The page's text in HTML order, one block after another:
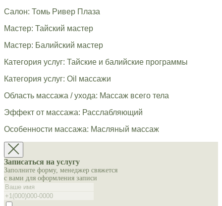
Салон: Томь Ривер Плаза
Мастер: Тайский мастер
Мастер: Балийский мастер
Категория услуг: Тайские и балийские программы
Категория услуг: Oil массажи
Область массажа / ухода: Массаж всего тела
Эффект от массажа: Расслабляющий
Особенности массажа: Масляный массаж
Записаться на услугу
Заполните форму, менеджер свяжется
с вами для оформления записи